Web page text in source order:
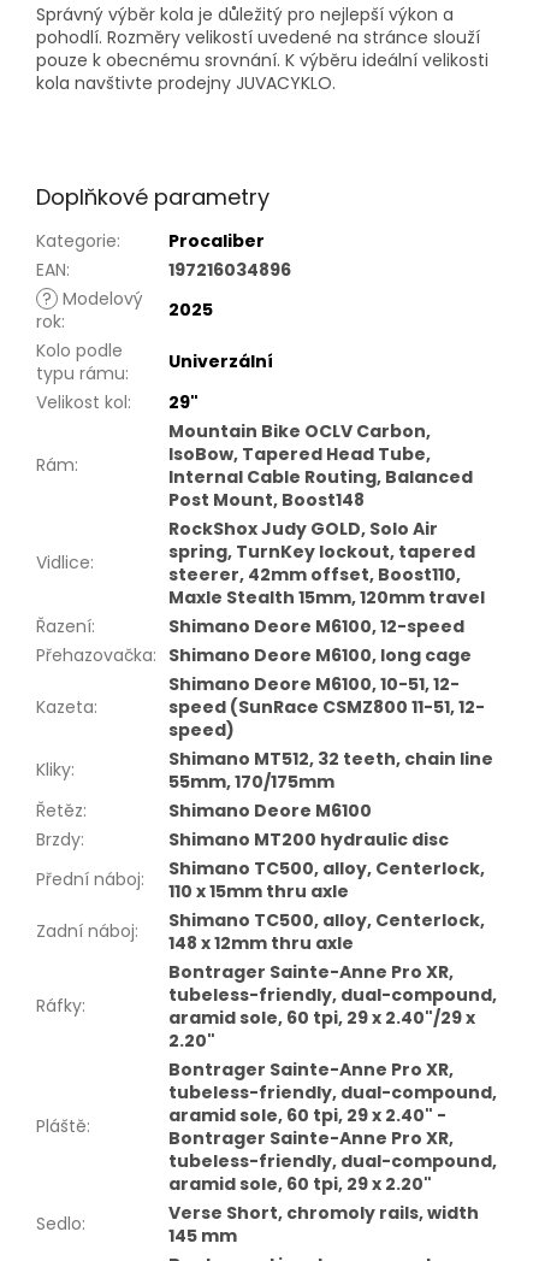
Správný výběr kola je důležitý pro nejlepší výkon a
pohodlí. Rozměry velikostí uvedené na stránce slouží
pouze k obecnému srovnání. K výběru ideální velikosti
kola navštivte prodejny JUVACYKLO.
Doplňkové parametry
Kategorie:
Procaliber
EAN:
197216034896
? Modelový
rok:
2025
Kolo podle
typu rámu:
Univerzální
Velikost kol: 29"
Rám:
Mountain Bike OCLV Carbon,
IsoBow, Tapered Head Tube,
Internal Cable Routing, Balanced
Post Mount, Boost148
Vidlice:
RockShox Judy GOLD, Solo Air
spring, TurnKey lockout, tapered
steerer, 42mm offset, Boost110,
Maxle Stealth 15mm, 120mm travel
Řazení:
Shimano Deore M6100, 12-speed
Přehazovačka: Shimano Deore M6100, long cage
Kazeta:
Shimano Deore M6100, 10-51, 12-
speed (SunRace CSMZ800 11-51, 12-
speed)
Kliky:
Shimano MT512, 32 teeth, chain line
55mm, 170/175mm
Řetěz:
Shimano Deore M6100
Brzdy:
Shimano MT200 hydraulic disc
Přední náboj:
Shimano TC500, alloy, Centerlock,
110 x 15mm thru axle
Zadní náboj:
Shimano TC500, alloy, Centerlock,
148 x 12mm thru axle
Ráfky:
Bontrager Sainte-Anne Pro XR,
tubeless-friendly, dual-compound,
aramid sole, 60 tpi, 29 x 2.40"/29 x
2.20"
Pláště:
Bontrager Sainte-Anne Pro XR,
tubeless-friendly, dual-compound,
aramid sole, 60 tpi, 29 x 2.40" -
Bontrager Sainte-Anne Pro XR,
tubeless-friendly, dual-compound,
aramid sole, 60 tpi, 29 x 2.20"
Sedlo:
Verse Short, chromoly rails, width
145 mm